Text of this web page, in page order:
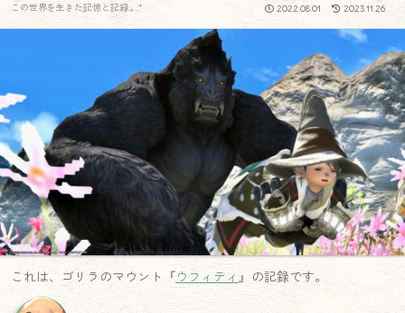
2022.08.01 2023.11.26
この世界を生きた記憶と記録.｡.:*
これは、ゴリラのマウント『ウフィティ 』の記録です。